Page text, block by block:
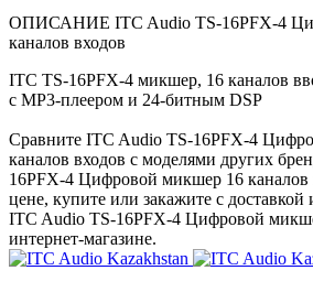
ОПИСАНИЕ ITC Audio TS-16PFX-4
каналов входов
ITC TS-16PFX-4 микшер, 16 каналов
с MP3-плеером и 24-битным DSP
Сравните ITC Audio TS-16PFX-4
каналов входов с моделями других
16PFX-4 Цифровой микшер 16 каналов
цене, купите или закажите с доставкой
ITC Audio TS-16PFX-4 Цифровой
интернет-магазине.